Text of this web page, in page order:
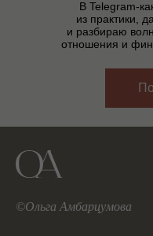
В Telegram-
из практики,
и разбираю
отношения и
©Ольга Амбарцумова